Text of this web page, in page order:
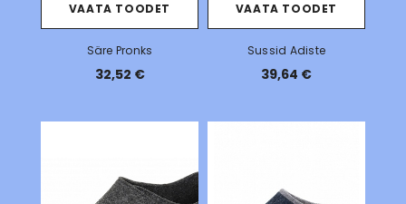
VAATA TOODET
Säre Pronks
32,52 €
VAATA TOODET
Sussid Adiste
39,64 €